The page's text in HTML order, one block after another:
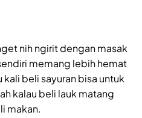
nih ngirit dengan masak
memang lebih hemat
beli sayuran bisa untuk
kalau beli lauk matang
makan.